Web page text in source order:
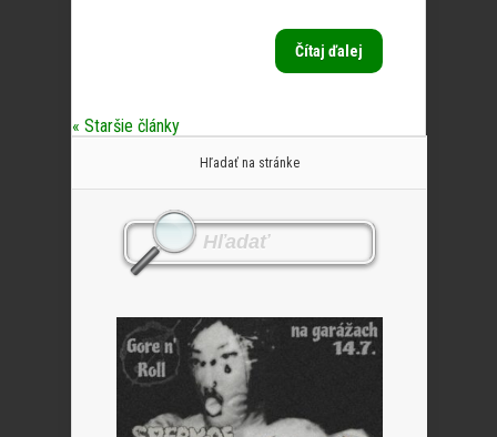
Čítaj ďalej
« Staršie články
Hľadať na stránke